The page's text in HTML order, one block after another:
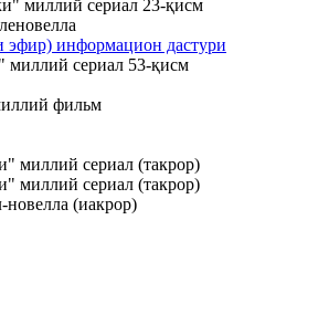
миллий сериал 23-қисм
информацион дастури
сериал 53-қисм
фильм
миллий сериал (такрор)
миллий сериал (такрор)
(иакрор)